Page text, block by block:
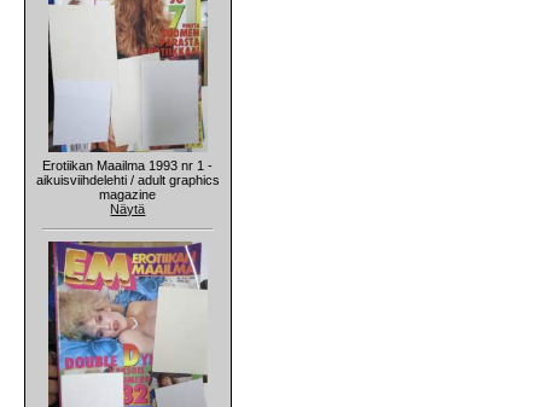
Erotiikan Maailma 1993 nr 1 -
aikuisviihdelehti / adult graphics
magazine
Näytä